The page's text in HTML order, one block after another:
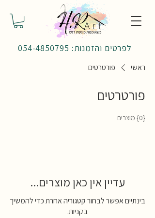
לפרטים והזמנות: 054-4850795
ראשי פורטרטים
פורטרטים
{0} מוצרים
עדיין אין כאן מוצרים...
בינתיים אפשר לבחור קטגוריה אחרת כדי להמשיך
בקניות.